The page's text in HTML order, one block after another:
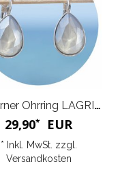
Silberner Ohrring LAGRIMA
29,90* EUR
* Inkl. MwSt. zzgl.
Versandkosten